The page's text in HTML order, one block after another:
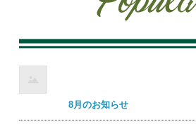
8月のお知らせ